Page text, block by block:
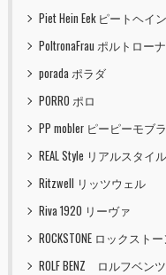
Piet Hein Eek ピートヘイ
PoltronaFrau ポルトロー
porada ポラダ
PORRO ポロ
PP mobler ピーピーモブ
REAL Style リアルスタイル
Ritzwell リッツウェル
Riva 1920 リーヴァ
ROCKSTONE ロックスト
ROLF BENZ ロルフベンツ